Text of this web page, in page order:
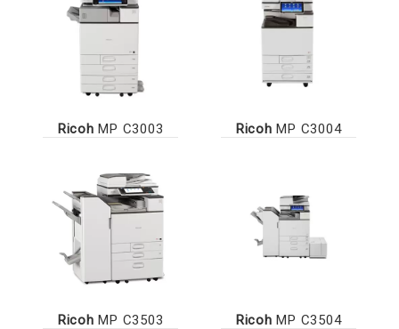
Ricoh MP C3003 Ricoh MP C3004
Ricoh MP C3503 Ricoh MP C3504